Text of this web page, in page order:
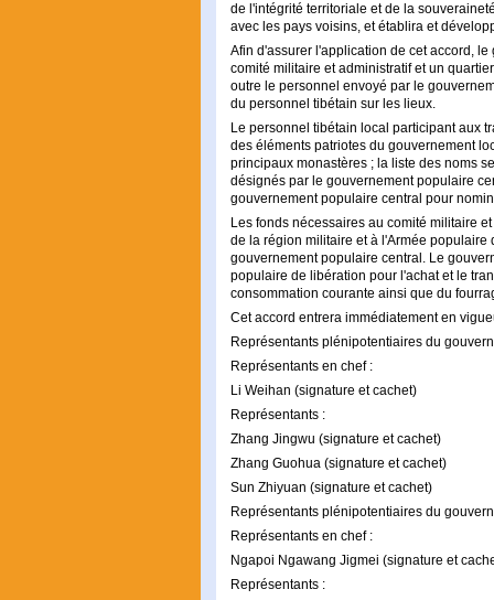
de l'intégrité territoriale et de la
avec les pays voisins, et établira et
Afin d'assurer l'application de cet accord,
comité militaire et administratif et un
outre le personnel envoyé par le
du personnel tibétain sur les lieux.
Le personnel tibétain local participant aux
des éléments patriotes du gouvernement
principaux monastères ; la liste des noms
désignés par le gouvernement populaire
gouvernement populaire central pour
Les fonds nécessaires au comité militaire
de la région militaire et à l'Armée
gouvernement populaire central. Le
populaire de libération pour l'achat et le
consommation courante ainsi que du
Cet accord entrera immédiatement en
Représentants plénipotentiaires du
Représentants en chef :
Li Weihan (signature et cachet)
Représentants :
Zhang Jingwu (signature et cachet)
Zhang Guohua (signature et cachet)
Sun Zhiyuan (signature et cachet)
Représentants plénipotentiaires du
Représentants en chef :
Ngapoi Ngawang Jigmei (signature et
Représentants :